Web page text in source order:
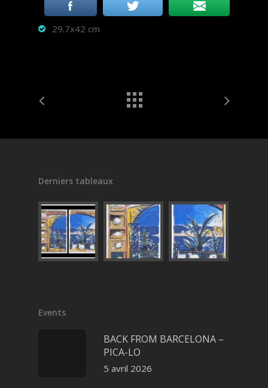
29.7x42 cm
Derniers tableaux
Events
BACK FROM BARCELONA –
PICA-LO
5 avril 2026